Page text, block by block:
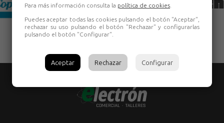
Para más información consulta la política de cookies
Puedes aceptar todas las cookies pulsando el botón "Aceptar",
rechazar su uso pulsando el botón "Rechazar" y configurarlas
pulsando el botón "Configurar".
Aceptar Rechazar Configurar